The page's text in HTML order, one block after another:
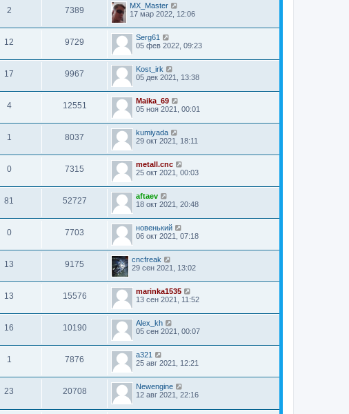
2 7389
MX_Master
17 мар 2022, 12:06
12 9729
Serg61
05 фев 2022, 09:23
17 9967
Kost_irk
05 дек 2021, 13:38
4 12551
Maika_69
05 ноя 2021, 00:01
1 8037
kumiyada
29 окт 2021, 18:11
0 7315
metall.cnc
25 окт 2021, 00:03
81 52727
aftaev
18 окт 2021, 20:48
0 7703
новенький
06 окт 2021, 07:18
13 9175
cncfreak
29 сен 2021, 13:02
13 15576
marinka1535
13 сен 2021, 11:52
16 10190
Alex_kh
05 сен 2021, 00:07
1 7876
a321
25 авг 2021, 12:21
23 20708
Newengine
12 авг 2021, 22:16